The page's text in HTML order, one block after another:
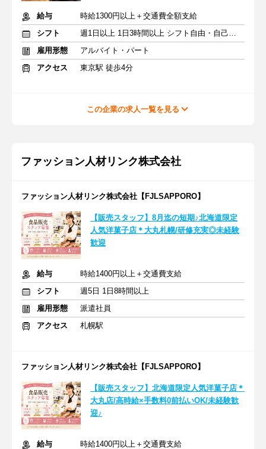
給与
時給1300円以上＋交通費全額支給
シフト
週1日以上 1日3時間以上 シフト自由・自己申告
雇用形態
アルバイト・パート
アクセス
東京駅 徒歩4分
この企業の求人一覧を見る
ファッション人材リンク株式会社
ファッション人材リンク株式会社【FJLSAPPORO】
【販売スタッフ】8月迄の短期♪北海道限定
人気洋菓子店＊大丸札幌/研修充実◎未経験
歓迎
給与
時給1400円以上＋交通費支給
シフト
週5日 1日8時間以上
雇用形態
派遣社員
アクセス
札幌駅
ファッション人材リンク株式会社【FJLSAPPORO】
【販売スタッフ】北海道限定人気洋菓子店＊
大丸店/高時給×手数料0前払いOK/未経験歓
迎♪
給与
時給1400円以上＋交通費支給